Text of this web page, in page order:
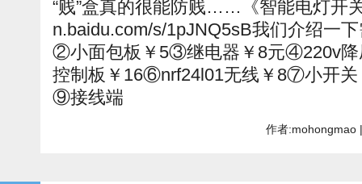
“贱”盒真的很能防贱……《智能电灯开
n.baidu.com/s/1pJNQ5sB我们介绍一
②小面包板￥5③继电器￥8元④220v降
控制板￥16⑥nrf24l01无线￥8⑦小开
⑨接线端
作者:mohongmao